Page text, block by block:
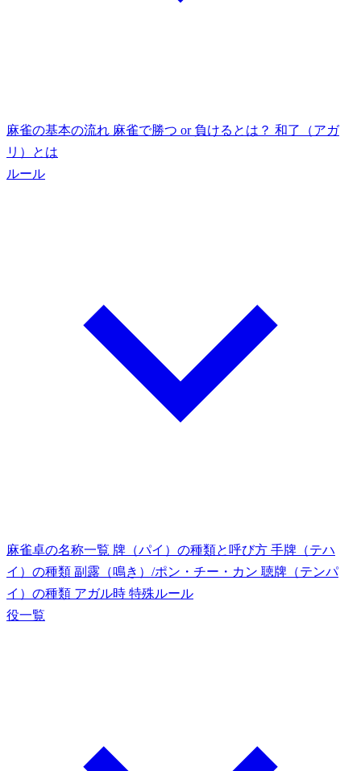
麻雀の基本の流れ 麻雀で勝つ or 負けるとは？ 和了（アガ
リ）とは
ルール
麻雀卓の名称一覧 牌（パイ）の種類と呼び方 手牌（テハ
イ）の種類 副露（鳴き）/ポン・チー・カン 聴牌（テンパ
イ）の種類 アガル時 特殊ルール
役一覧